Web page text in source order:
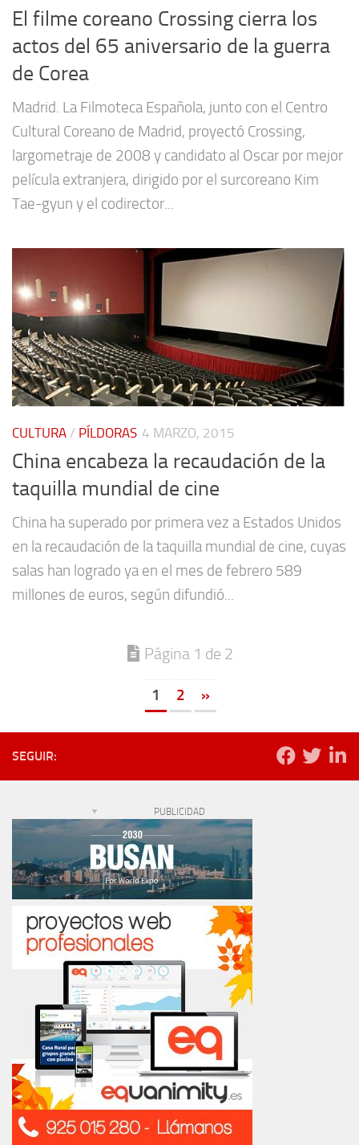
El filme coreano Crossing cierra los
actos del 65 aniversario de la guerra
de Corea
Madrid. La Filmoteca Española, junto con el Centro
Cultural Coreano de Madrid, proyectó Crossing,
largometraje de 2008 y candidato al Oscar por mejor
película extranjera, dirigido por el surcoreano Kim
Tae-gyun y el codirector...
CULTURA / PÍLDORAS 4 MARZO, 2015
China encabeza la recaudación de la
taquilla mundial de cine
China ha superado por primera vez a Estados Unidos
en la recaudación de la taquilla mundial de cine, cuyas
salas han logrado ya en el mes de febrero 589
millones de euros, según difundió...
Página 1 de 2
1 2 »
SEGUIR:
PUBLICIDAD